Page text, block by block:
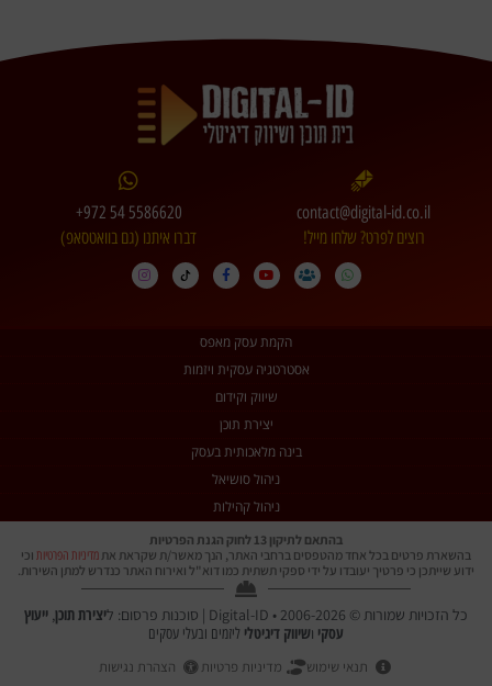
contact@digital-id.co.il
רוצים לפרט? שלחו מייל!
+972 54 5586620
דברו איתנו (גם בוואטסאפ)
הקמת עסק מאפס
אסטרטגיה עסקית ויזמות
שיווק וקידום
יצירת תוכן
בינה מלאכותית בעסק
ניהול סושיאל
ניהול קהילות
בהתאם לתיקון 13 לחוק הגנת הפרטיות
בהשארת פרטים בכל אחד מהטפסים ברחבי האתר, הנך מאשר/ת שקראת את מדיניות הפרטיות וכי
ידוע שייתכן כי פרטיך יעובדו על ידי ספקי תשתית כמו דוא"ל ואירוח האתר כנדרש למתן השירות.
כל הזכויות שמורות © 2006-2026 • Digital-ID | סוכנות פרסום: ל יצירת תוכן, ייעוץ
עסקי ושיווק דיגיטלי ליזמים ובעלי עסקים
תנאי שימוש
מדיניות פרטיות הצהרת נגישות